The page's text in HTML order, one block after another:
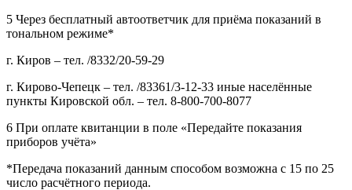
5 Через бесплатный автоответчик для приёма показаний в
тональном режиме*
г. Киров – тел. /8332/20-59-29
г. Кирово-Чепецк – тел. /83361/3-12-33 иные населённые
пункты Кировской обл. – тел. 8-800-700-8077
6 При оплате квитанции в поле «Передайте показания
приборов учёта»
*Передача показаний данным способом возможна с 15 по 25
число расчётного периода.